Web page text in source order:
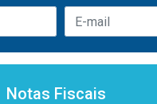
Notas Fiscais